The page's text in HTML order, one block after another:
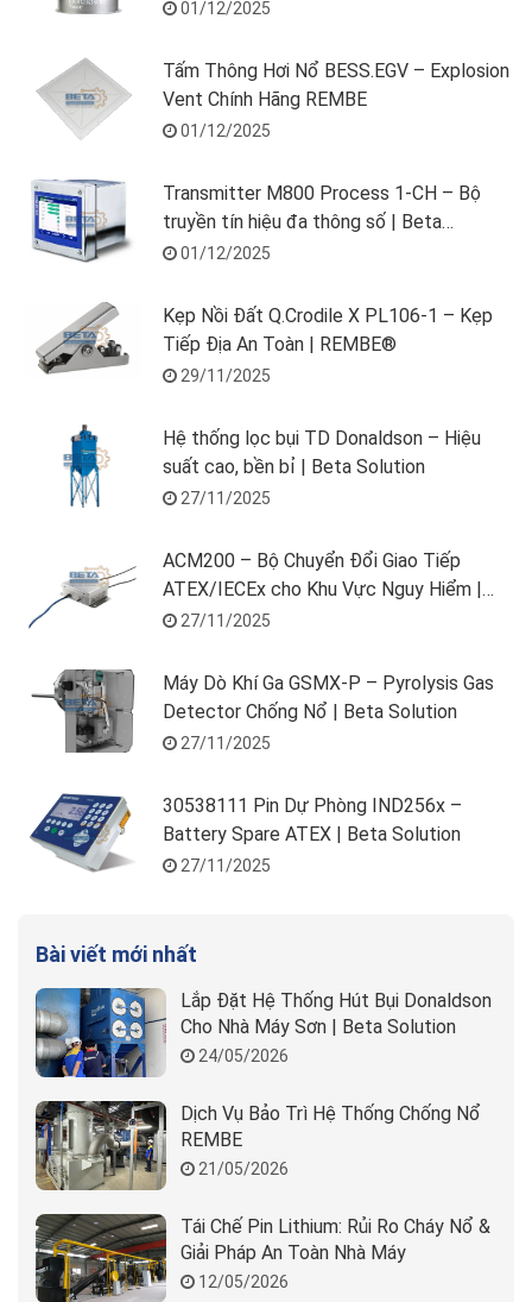
01/12/2025
Tấm Thông Hơi Nổ BESS.EGV – Explosion
Vent Chính Hãng REMBE
01/12/2025
Transmitter M800 Process 1-CH – Bộ
truyền tín hiệu đa thông số | Beta
Solution
01/12/2025
Kẹp Nồi Đất Q.Crodile X PL106-1 – Kẹp
Tiếp Địa An Toàn | REMBE®
29/11/2025
Hệ thống lọc bụi TD Donaldson – Hiệu
suất cao, bền bỉ | Beta Solution
27/11/2025
ACM200 – Bộ Chuyển Đổi Giao Tiếp
ATEX/IECEx cho Khu Vực Nguy Hiểm |
METTLER TOLEDO
27/11/2025
Máy Dò Khí Ga GSMX-P – Pyrolysis Gas
Detector Chống Nổ | Beta Solution
27/11/2025
30538111 Pin Dự Phòng IND256x –
Battery Spare ATEX | Beta Solution
27/11/2025
Bài viết mới nhất
Lắp Đặt Hệ Thống Hút Bụi Donaldson
Cho Nhà Máy Sơn | Beta Solution
24/05/2026
Dịch Vụ Bảo Trì Hệ Thống Chống Nổ
REMBE
21/05/2026
Tái Chế Pin Lithium: Rủi Ro Cháy Nổ &
Giải Pháp An Toàn Nhà Máy
12/05/2026